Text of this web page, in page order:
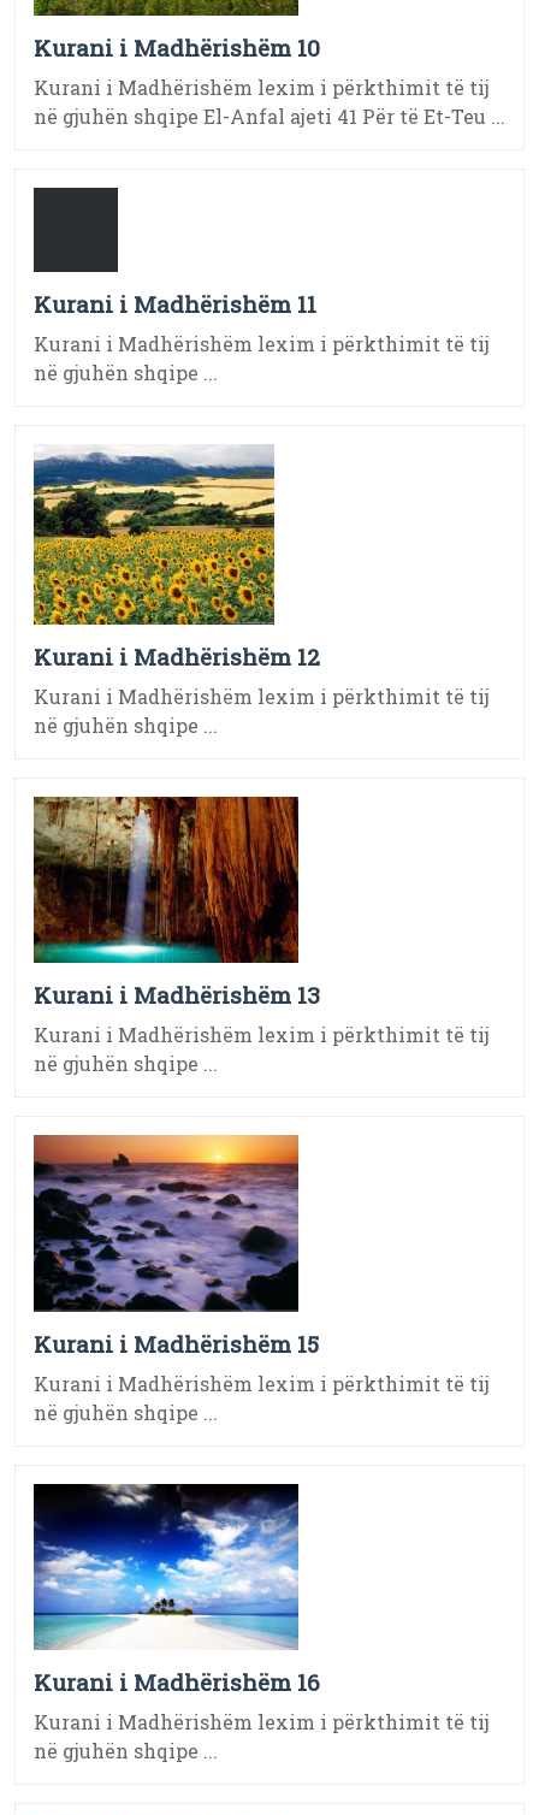
Kurani i Madhërishëm 10
Kurani i Madhërishëm lexim i përkthimit të tij
në gjuhën shqipe El-Anfal ajeti 41 Për të Et-Teu ...
Kurani i Madhërishëm 11
Kurani i Madhërishëm lexim i përkthimit të tij
në gjuhën shqipe ...
Kurani i Madhërishëm 12
Kurani i Madhërishëm lexim i përkthimit të tij
në gjuhën shqipe ...
Kurani i Madhërishëm 13
Kurani i Madhërishëm lexim i përkthimit të tij
në gjuhën shqipe ...
Kurani i Madhërishëm 15
Kurani i Madhërishëm lexim i përkthimit të tij
në gjuhën shqipe ...
Kurani i Madhërishëm 16
Kurani i Madhërishëm lexim i përkthimit të tij
në gjuhën shqipe ...